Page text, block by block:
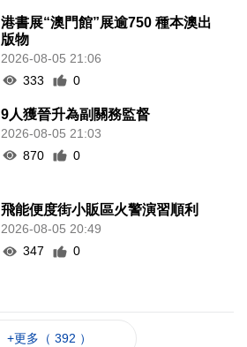
港書展“澳門館”展逾750 種本澳出
版物
2026-08-05 21:06
333
0
9人獲晉升為副關務監督
2026-08-05 21:03
870
0
飛能便度街小販區火警演習順利
2026-08-05 20:49
347
0
+更多（ 392 ）